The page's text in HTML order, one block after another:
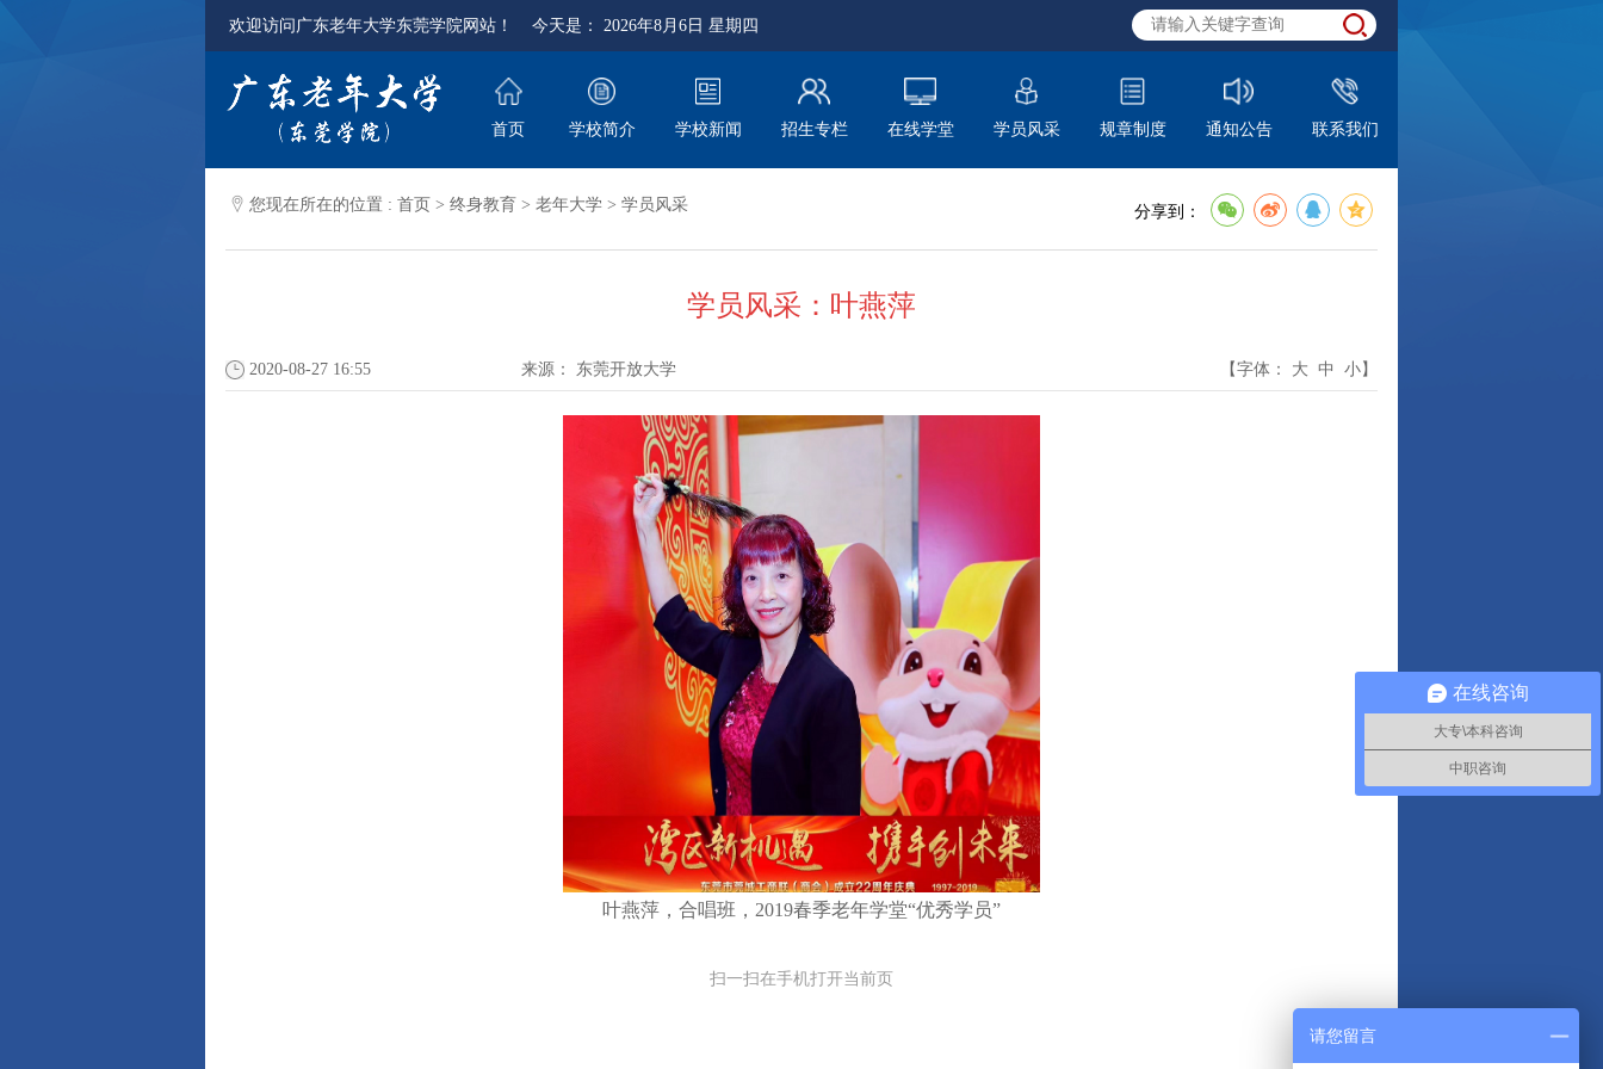
欢迎访问广东老年大学东莞学院网站！ 今天是： 2026年8月6日 星期四
首页 学校简介 学校新闻 招生专栏 在线学堂 学员风采 规章制度 通知公告 联系我们
您现在所在的位置 : 首页 > 终身教育 > 老年大学 > 学员风采 分享到：
学员风采：叶燕萍
2020-08-27 16:55 来源： 东莞开放大学 【字体： 大 中 小】
叶燕萍，合唱班，2019春季老年学堂“优秀学员”
扫一扫在手机打开当前页
在线咨询
大专\本科咨询
中职咨询
请您留言